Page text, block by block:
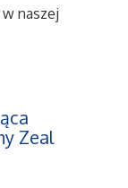
naszej
Zeal